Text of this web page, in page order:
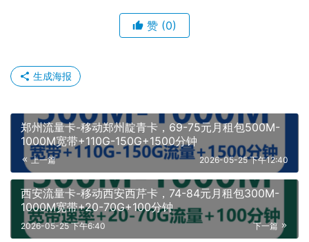
赞 (0)
生成海报
郑州流量卡-移动郑州靛青卡，69-75元月租包500M-
1000M宽带+110G-150G+1500分钟
上一篇 2026-05-25 下午12:40
西安流量卡-移动西安西芹卡，74-84元月租包300M-
1000M宽带+20-70G+100分钟
下一篇
2026-05-25 下午6:40